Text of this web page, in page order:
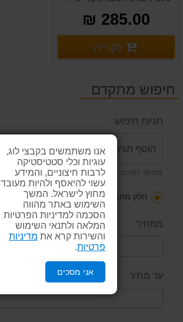
אנו משתמשים בקבצי לוג,
עוגיות וכלי סטטיסטיקה
לרבות חיצוניים, והמידע
עשוי להיאסף ולהיות מעובד
מחוץ לישראל. המשך
השימוש באתר מהווה
הסכמה למדיניות הפרטיות
המלאה ולתנאי השימוש
והשירות קרא את מדיניות
פרטיות
אני מסכים
285.00 ₪
פרטים נוספים
לקנייה
חיפוש מתקדם
תגיות חיפוש
מספר תווים מינימאלי: 2
חלק מהמילים כל המילים
ממחיר
עד מחיר